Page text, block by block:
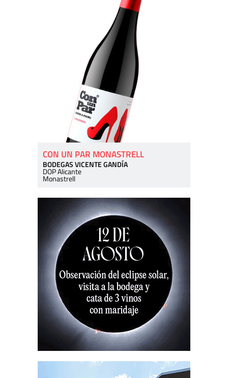
CON UN PAR MONASTRELL
BODEGAS VICENTE GANDÍA
DOP Alicante
Monastrell